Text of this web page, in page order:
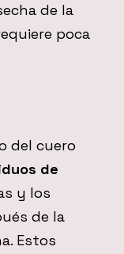
de la
poca
del cuero
de
y los
de la
Estos